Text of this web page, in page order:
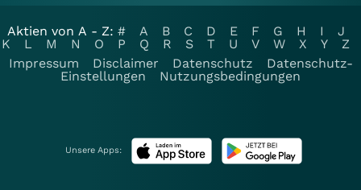
Aktien von A - Z: # A B C D E F G H I
J
K
L M N O P Q R S T U V W X Y
Z
Impressum
Disclaimer Datenschutz
Datenschutz-
Einstellungen
Nutzungsbedingungen
Unsere Apps: